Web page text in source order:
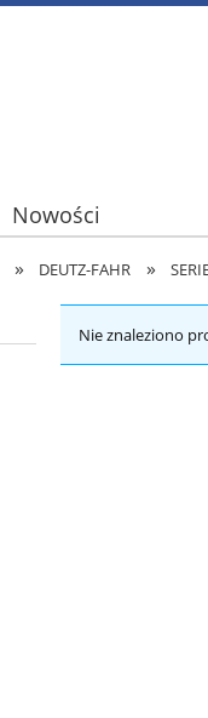
Nowości
» DEUTZ-FAHR »
Nie znaleziono